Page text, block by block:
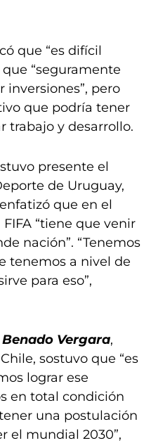
que “es difícil
“seguramente
inversiones”, pero
que podría tener
trabajo y desarrollo.
presente el
de Uruguay,
que en el
“tiene que venir
nación”. “Tenemos
tenemos a nivel de
para eso”,
Vergara,
sostuvo que “es
lograr ese
en total condición
una postulación
el mundial 2030”,